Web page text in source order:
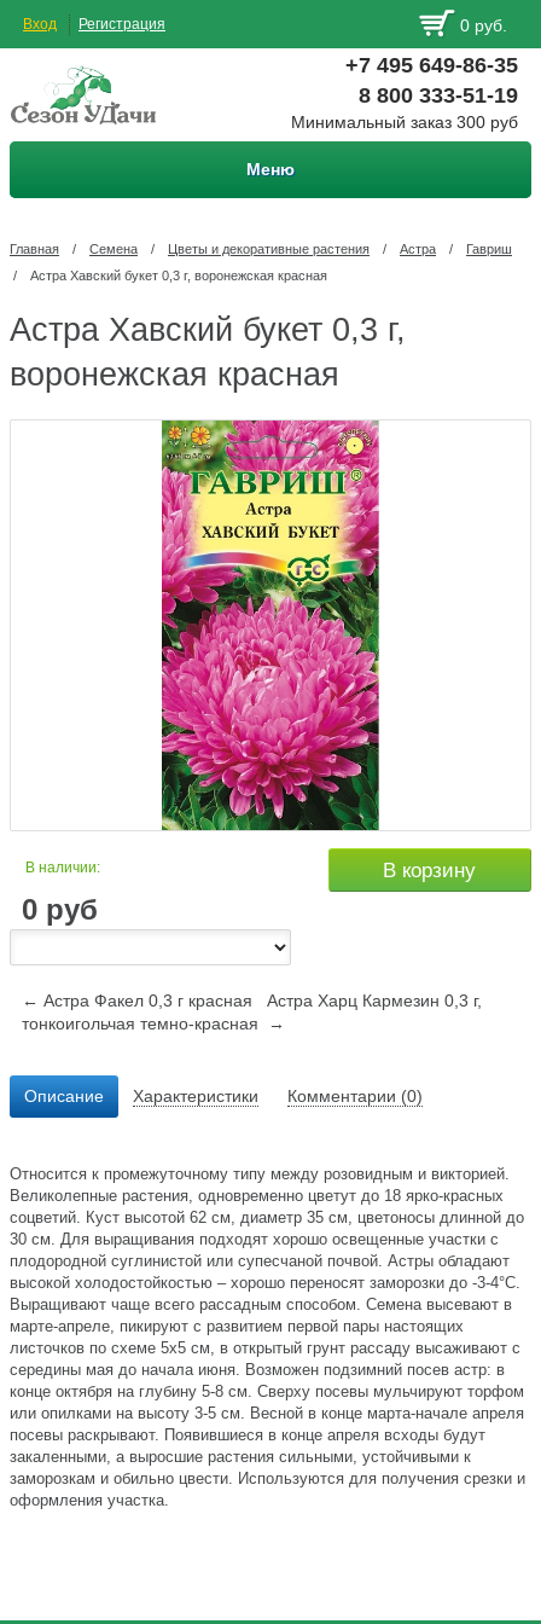
Вход Регистрация 0 руб.
+7 495 649-86-35
8 800 333-51-19
Минимальный заказ 300 руб
Меню
Главная / Семена / Цветы и декоративные растения / Астра /
Гавриш
/
Астра Хавский букет 0,3 г, воронежская красная
Астра Хавский букет 0,3 г,
воронежская красная
В наличии:
0 руб
В корзину
← Астра Факел 0,3 г красная
Астра Харц Кармезин 0,3 г,
тонкоигольчая темно-красная →
Описание Характеристики Комментарии (0)
Относится к промежуточному типу между розовидным и викторией.
Великолепные растения, одновременно цветут до 18 ярко-красных
соцветий. Куст высотой 62 см, диаметр 35 см, цветоносы длинной до
30 см. Для выращивания подходят хорошо освещенные участки с
плодородной суглинистой или супесчаной почвой. Астры обладают
высокой холодостойкостью – хорошо переносят заморозки до -3-4°C.
Выращивают чаще всего рассадным способом. Семена высевают в
марте-апреле, пикируют с развитием первой пары настоящих
листочков по схеме 5х5 см, в открытый грунт рассаду высаживают с
середины мая до начала июня. Возможен подзимний посев астр: в
конце октября на глубину 5-8 см. Сверху посевы мульчируют торфом
или опилками на высоту 3-5 см. Весной в конце марта-начале апреля
посевы раскрывают. Появившиеся в конце апреля всходы будут
закаленными, а выросшие растения сильными, устойчивыми к
заморозкам и обильно цвести. Используются для получения срезки и
оформления участка.